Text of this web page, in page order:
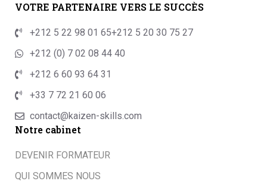
VOTRE PARTENAIRE VERS LE SUCCÈS
+212 5 22 98 01 65+212 5 20 30 75 27
+212 (0) 7 02 08 44 40
+212 6 60 93 64 31
+33 7 72 21 60 06
contact@kaizen-skills.com
Notre cabinet
DEVENIR FORMATEUR
QUI SOMMES NOUS